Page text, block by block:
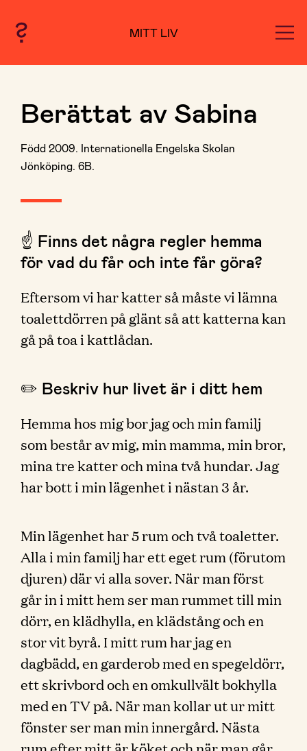
MITT LIV
Berättat av Sabina
Född 2009. Internationella Engelska Skolan
Jönköping. 6B.
☝️ Finns det några regler hemma
för vad du får och inte får göra?
Eftersom vi har katter så måste vi lämna
toalettdörren på glänt så att katterna kan
gå på toa i kattlådan.
✏️ Beskriv hur livet är i ditt hem
Hemma hos mig bor jag och min familj
som består av mig, min mamma, min bror,
mina tre katter och mina två hundar. Jag
har bott i min lägenhet i nästan 3 år.
Min lägenhet har 5 rum och två toaletter.
Alla i min familj har ett eget rum (förutom
djuren) där vi alla sover. När man först
går in i mitt hem ser man rummet till min
dörr, en klädhylla, en klädstång och en
stor vit byrå. I mitt rum har jag en
dagbädd, en garderob med en spegeldörr,
ett skrivbord och en omkullvält bokhylla
med en TV på. När man kollar ut ur mitt
fönster ser man min innergård. Nästa